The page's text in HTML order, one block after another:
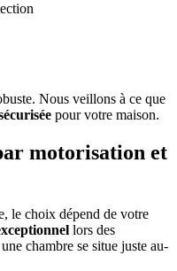
Nous veillons à ce que
pour votre maison.
motorisation et
le choix dépend de votre
lors des
chambre se situe juste au-